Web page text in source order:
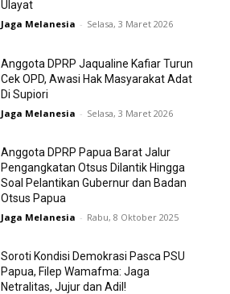
Ulayat
Jaga Melanesia - Selasa, 3 Maret 2026
Anggota DPRP Jaqualine Kafiar Turun
Cek OPD, Awasi Hak Masyarakat Adat
Di Supiori
Jaga Melanesia - Selasa, 3 Maret 2026
Anggota DPRP Papua Barat Jalur
Pengangkatan Otsus Dilantik Hingga
Soal Pelantikan Gubernur dan Badan
Otsus Papua
Jaga Melanesia - Rabu, 8 Oktober 2025
Soroti Kondisi Demokrasi Pasca PSU
Papua, Filep Wamafma: Jaga
Netralitas, Jujur dan Adil!